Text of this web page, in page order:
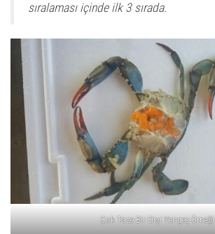
e
sıralaması içinde ilk 3 sırada.
Çok Taze Bir Dişi Yengeç Örneği